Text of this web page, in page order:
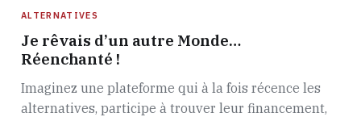
ALTERNATIVES
Je rêvais d’un autre Monde…
Réenchanté !
Imaginez une plateforme qui à la fois récence les
alternatives, participe à trouver leur financement,